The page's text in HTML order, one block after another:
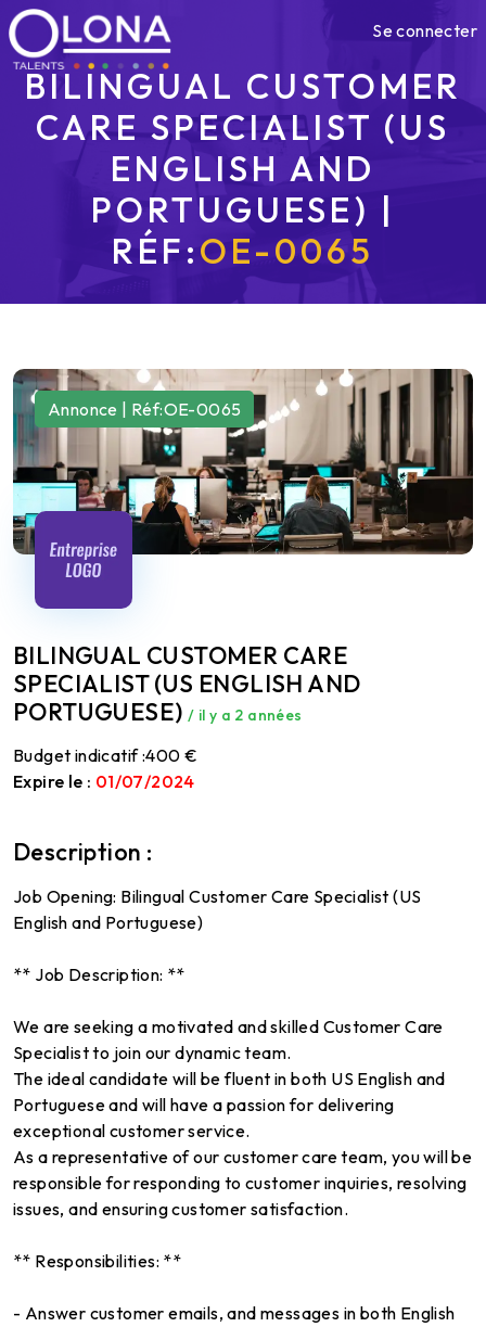
Se connecter
BILINGUAL CUSTOMER
CARE SPECIALIST (US
ENGLISH AND
PORTUGUESE) |
RÉF:OE-0065
Annonce | Réf:OE-0065
BILINGUAL CUSTOMER CARE
SPECIALIST (US ENGLISH AND
PORTUGUESE) / il y a 2 années
Budget indicatif :400 €
Expire le : 01/07/2024
Description :
Job Opening: Bilingual Customer Care Specialist (US
English and Portuguese)
** Job Description: **
We are seeking a motivated and skilled Customer Care
Specialist to join our dynamic team.
The ideal candidate will be fluent in both US English and
Portuguese and will have a passion for delivering
exceptional customer service.
As a representative of our customer care team, you will be
responsible for responding to customer inquiries, resolving
issues, and ensuring customer satisfaction.
** Responsibilities: **
- Answer customer emails, and messages in both English